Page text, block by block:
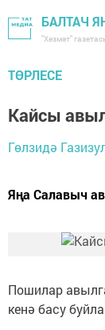
БАЛТАЧ
"Хезмәт"
ТӨРЛЕСЕ
Кайсы
Гөлзидә
Яңа Салавыч
Пошилар
кенә басу